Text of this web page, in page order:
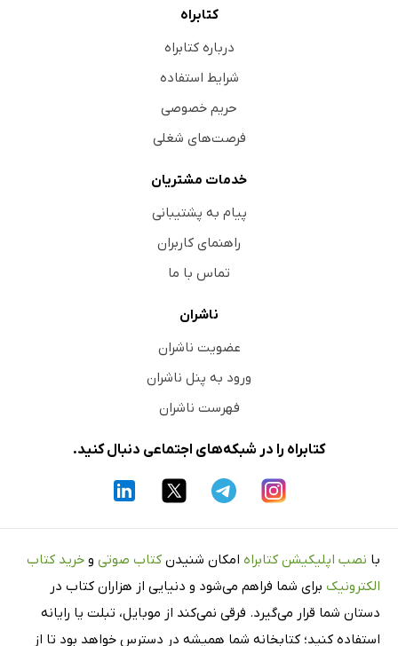
کتابراه
درباره کتابراه
شرایط استفاده
حریم خصوصی
فرصت‌های شغلی
خدمات مشتریان
پیام به پشتیبانی
راهنمای کاربران
تماس با ما
ناشران
عضویت ناشران
ورود به پنل ناشران
فهرست ناشران
کتابراه را در شبکه‌های اجتماعی دنبال کنید.
با نصب اپلیکیشن کتابراه امکان شنیدن کتاب صوتی و خرید کتاب
الکترونیک برای شما فراهم می‌شود و دنیایی از هزاران کتاب در
دستان شما قرار می‌گیرد. فرقی نمی‌کند از موبایل، تبلت یا رایانه
استفاده کنید؛ کتابخانه شما همیشه در دسترس خواهد بود تا از